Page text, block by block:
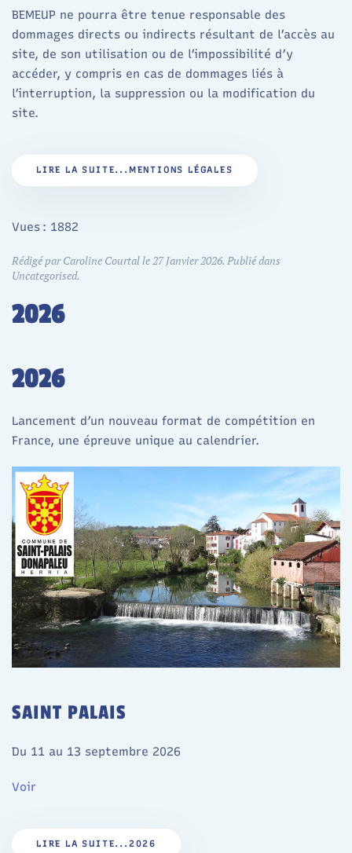
BEMEUP ne pourra être tenue responsable des
dommages directs ou indirects résultant de l’accès au
site, de son utilisation ou de l’impossibilité d’y
accéder, y compris en cas de dommages liés à
l’interruption, la suppression ou la modification du
site.
LIRE LA SUITE...MENTIONS LÉGALES
Vues : 1882
Rédigé par Caroline Courtal le 27 Janvier 2026. Publié dans
Uncategorised.
2026
2026
Lancement d’un nouveau format de compétition en
France, une épreuve unique au calendrier.
SAINT PALAIS
Du 11 au 13 septembre 2026
Voir
LIRE LA SUITE...2026